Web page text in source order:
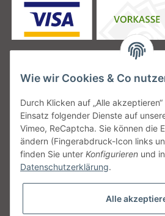
Unsere Versanddienstleister
Unsere Communities
Wie wir Cookies & Co
Durch Klicken auf „Alle
Einsatz folgender Dienste auf
Vimeo, ReCaptcha. Sie können die
ändern (Fingerabdruck-Icon links
finden Sie unter Konfigurieren und
Datenschutzerklärung.
Alle